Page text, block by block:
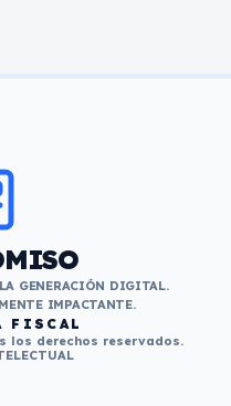
GENERACIÓN DIGITAL.
IMPACTANTE.
FISCAL
los derechos reservados.